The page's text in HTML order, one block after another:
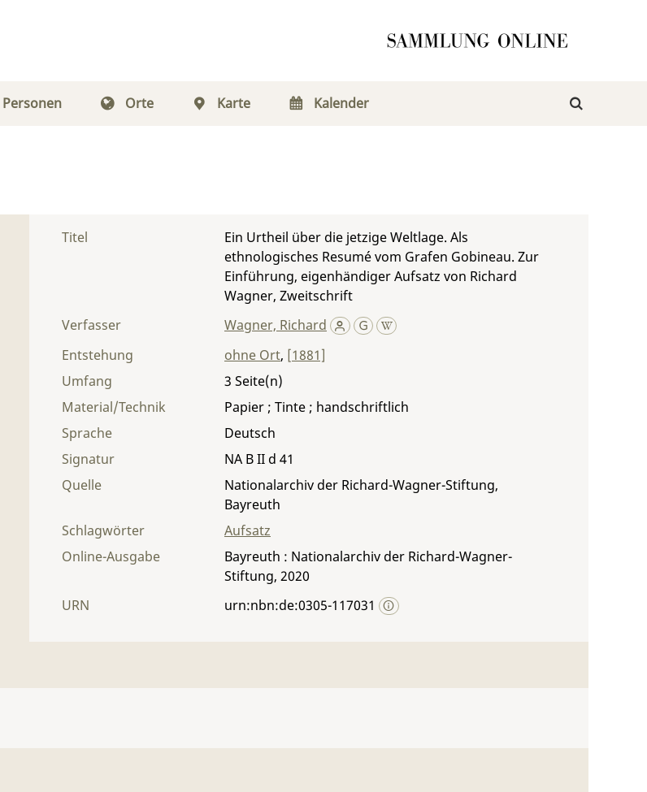
Personen Orte Karte Kalender
Titel
Ein Urtheil über die jetzige Weltlage. Als
ethnologisches Resumé vom Grafen Gobineau. Zur
Einführung, eigenhändiger Aufsatz von Richard
Wagner, Zweitschrift
Verfasser
Wagner, Richard
Entstehung
ohne Ort, [1881]
Umfang
3
Material/Technik
Papier ; Tinte ; handschriftlich
Sprache
Deutsch
Signatur
NA B II d 41
Quelle
Nationalarchiv der Richard-Wagner-Stiftung,
Bayreuth
Schlagwörter
Aufsatz
Online-Ausgabe
Bayreuth : Nationalarchiv der Richard-Wagner-
Stiftung, 2020
URN
urn:nbn:de:0305-117031